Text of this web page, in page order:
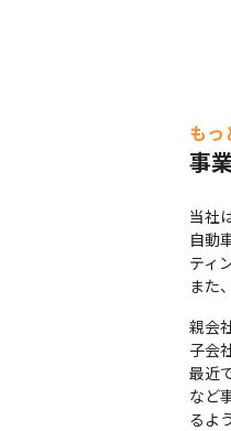
もっ
事
当社
自動
ティ
また
親会
子会
最近
など
るよ